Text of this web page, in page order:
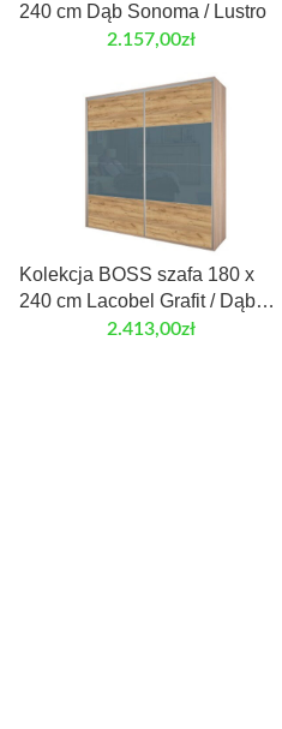
240 cm Dąb Sonoma / Lustro
2.157,00zł
Kolekcja BOSS szafa 180 x
240 cm Lacobel Grafit / Dąb
2.413,00zł